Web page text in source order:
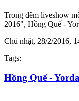
Trong đêm liveshow
2016", Hồng Quế -
Chủ nhật, 28/2/2016,
Tags:
Hồng Quế -